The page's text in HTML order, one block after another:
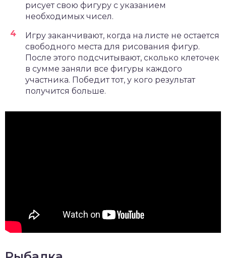
рисует свою фигуру с указанием
необходимых чисел.
Игру заканчивают, когда на листе не остается
свободного места для рисования фигур.
После этого подсчитывают, сколько клеточек
в сумме заняли все фигуры каждого
участника. Победит тот, у кого результат
получится больше.